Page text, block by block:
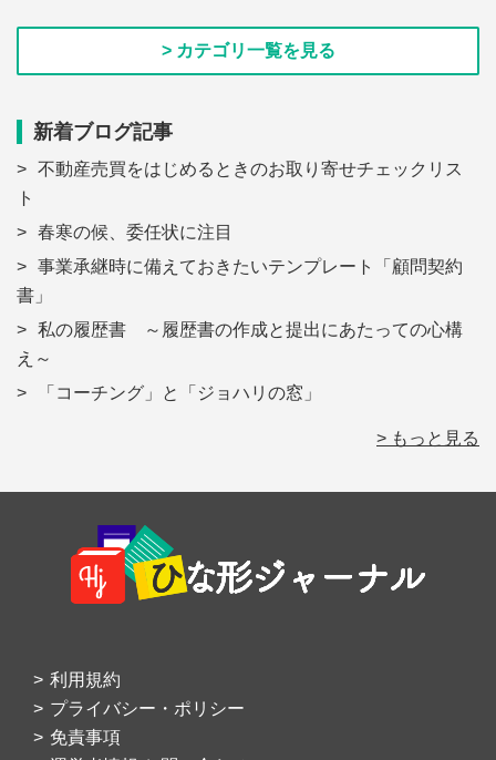
> カテゴリ一覧を見る
新着ブログ記事
不動産売買をはじめるときのお取り寄せチェックリス
ト
春寒の候、委任状に注目
事業承継時に備えておきたいテンプレート「顧問契約
書」
私の履歴書 ～履歴書の作成と提出にあたっての心構
え～
「コーチング」と「ジョハリの窓」
> もっと見る
Footer
利用規約
プライバシー・ポリシー
免責事項